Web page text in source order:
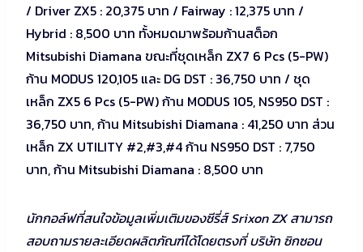
/ Driver ZX5 : 20,375 บาท / Fairway : 12,375 บาท /
Hybrid : 8,500 บาท ทั้งหมดมาพร้อมก้านสต็อก
Mitsubishi Diamana ขณะที่ชุดเหล็ก ZX7 6 Pcs (5-PW)
ก้าน MODUS 120,105 และ DG DST : 36,750 บาท / ชุด
เหล็ก ZX5 6 Pcs (5-PW) ก้าน MODUS 105, NS950 DST :
36,750 บาท, ก้าน Mitsubishi Diamana : 41,250 บาท ส่วน
เหล็ก ZX UTILITY #2,#3,#4 ก้าน NS950 DST : 7,750
บาท, ก้าน Mitsubishi Diamana : 8,500 บาท
นักกอล์ฟที่สนใจข้อมูลเพิ่มเติมของซีรี่ส์ Srixon ZX สามารถ
สอบถามรายละเอียดผลิตภัณฑ์ได้โดยตรงที่ บริษัท ซิกซอน